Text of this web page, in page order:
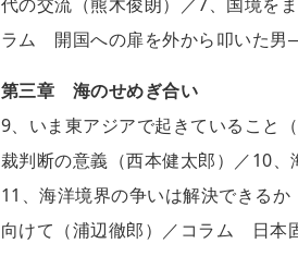
ラム 開国への扉を外から叩いた男
第三章 海のせめぎ合い
9、いま東アジアで起きていること
裁判断の意義（西本健太郎）／10
11、海洋境界の争いは解決できる
向けて（浦辺徹郎）／コラム 日本